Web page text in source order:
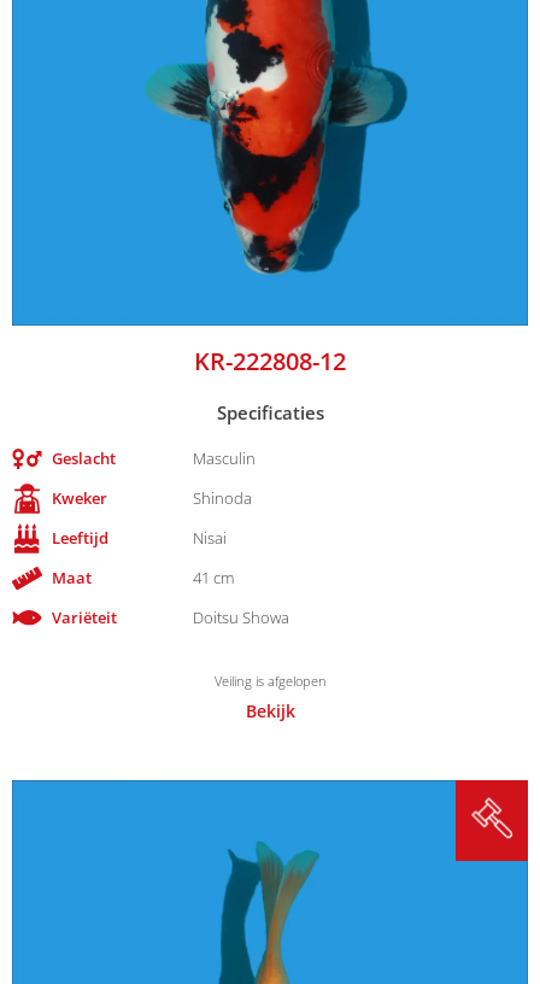
KR-222808-12
Specificaties
Geslacht
Masculin
Kweker
Shinoda
Leeftijd
Nisai
Maat
41 cm
Variëteit
Doitsu Showa
Veiling is afgelopen
Bekijk